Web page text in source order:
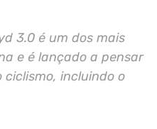
3.0 é um dos mais
e é lançado a pensar
incluindo o